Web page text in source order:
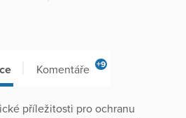
Komentáře +9
příležitosti pro ochranu